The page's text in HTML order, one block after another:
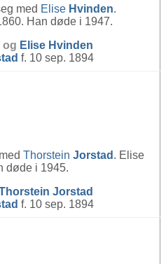
med Elise Hvinden.
Han døde i 1947.
og Elise Hvinden
f. 10 sep. 1894
Thorstein Jorstad . Elise
døde i 1945.
Jorstad
f. 10 sep. 1894